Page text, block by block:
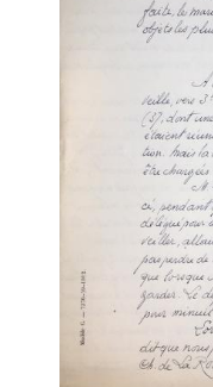
Recherche de
L'histoire de la BnF en
Organigrammes de la
Rapports d'activité de
Répertoire des
Répertoire des
Répertoire des